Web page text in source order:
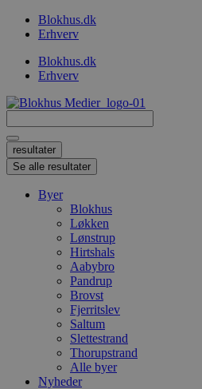
VidereBlokhus.dk
Erhverv
Blokhus.dk
Erhverv
...
resultater
Se alle resultater
Byer
Blokhus
Løkken
Lønstrup
Hirtshals
Aabybro
Pandrup
Brovst
Fjerritslev
Saltum
Slettestrand
Thorupstrand
Alle byer
Nyheder